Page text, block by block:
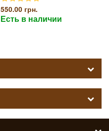
550.00 грн.
Есть в наличии